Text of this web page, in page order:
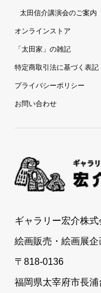
太田信介講演会のご案内
オンラインストア
「太田家」の雑記
特定商取引法に基づく表記
プライバシーポリシー
お問い合わせ
ギャラリー宏介株式
絵画販売・絵画展企
〒818-0136
福岡県太宰府市長浦